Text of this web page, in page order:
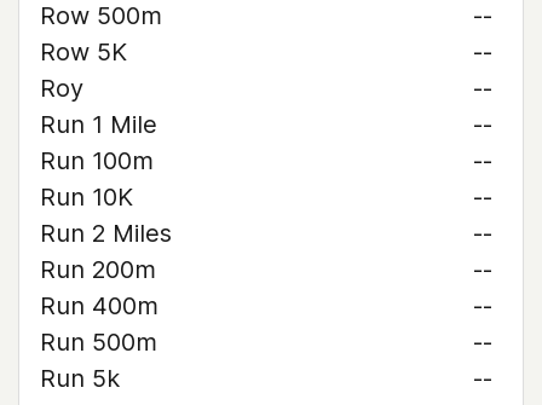
Row 500m
--
Row 5K
--
Roy
--
Run 1 Mile
--
Run 100m
--
Run 10K
--
Run 2 Miles
--
Run 200m
--
Run 400m
--
Run 500m
--
Run 5k
--